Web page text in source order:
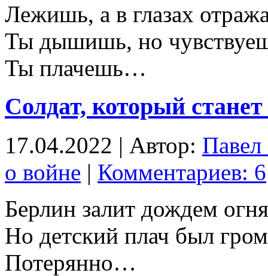
Лежишь, а в глазах
Ты дышишь, но
Ты плачешь…
Солдат, который
17.04.2022 | Автор:
о войне | Комментариев: 6
Берлин залит дождем
Но детский плач был
Потерянно…